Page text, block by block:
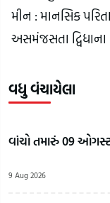
મીન : માનસિક
અસમંજસતા
વધુ વંચાયેલા
વાંચો તમારું 09
9 Aug 2026